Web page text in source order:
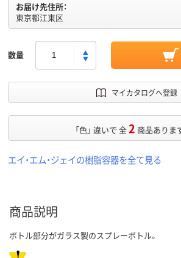
お届け先住所：
東京都江東区
数量
マイカタログへ登録
「色」 違いで 全2 商品ありま
エイ・エム・ジェイの樹脂容器を全て見る
商品説明
ボトル部分がガラス製のスプレーボトル。